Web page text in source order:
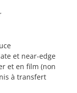
et near-edge
et en film (non
à transfert